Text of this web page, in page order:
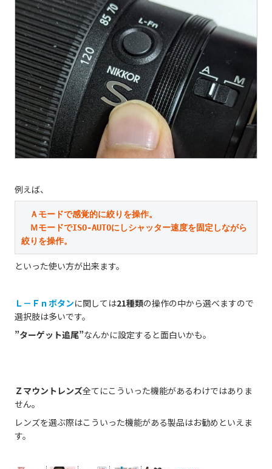
例えば、
Ａモードで感覚的に絞りを操作。
ＭモードでISO-AUTOにしシャッター速度を固定しながら
絞りを操作。
といった使い方が出来ます。
Ｌ－Ｆｎボタンに関しては21種類の操作の中から選べますので
選択肢は多いです。
”ターゲット追尾”なんかに設定すると面白いかも。
Ｚマウントレンズ全てにこういった機能があるわけではありま
せん。
レンズを選ぶ際はこういった機能がある製品はお勧めといえま
す。